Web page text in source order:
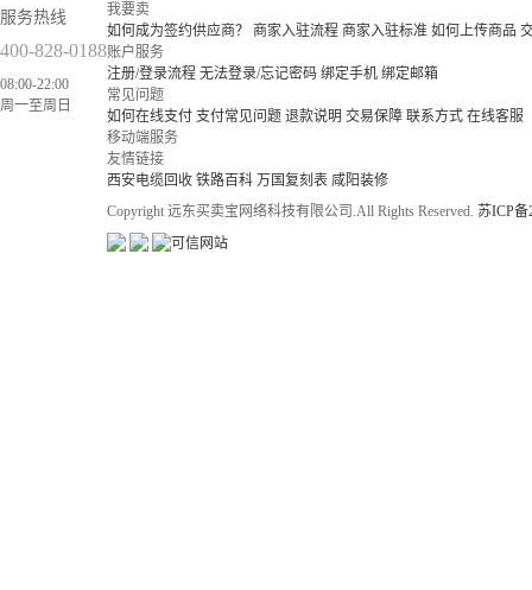
服务热线
400-828-0188
08:00-22:00
周一至周日
我要卖
如何成为签约供应商？
商家入驻流程 商家入驻标准 如何上传商品
账户服务
注册/登录流程 无法登录/忘记密码 绑定手机 绑定邮箱
常见问题
如何在线支付 支付常见问题 退款说明 交易保障 联系方式 在线客服
移动端服务
友情链接
西安电缆回收 铁路百科 万国复刻表 咸阳装修
Copyright 远东买卖宝网络科技有限公司.All Rights Reserved. 苏ICP备